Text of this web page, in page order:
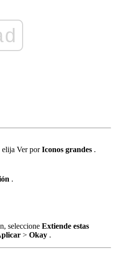
elija Ver porIconos grandes .
.
seleccione Extiende estas
> Okay .